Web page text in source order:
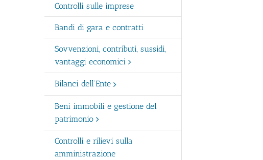
Controlli sulle imprese
Bandi di gara e contratti
Sovvenzioni, contributi, sussidi,
vantaggi economici
Bilanci dell’Ente
Beni immobili e gestione del
patrimonio
Controlli e rilievi sulla
amministrazione